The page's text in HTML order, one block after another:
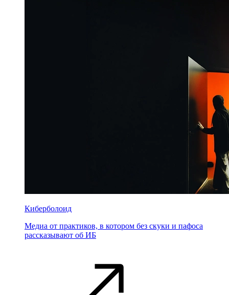
Киберболоид
Медиа от практиков, в котором без скуки и пафоса
рассказывают об ИБ